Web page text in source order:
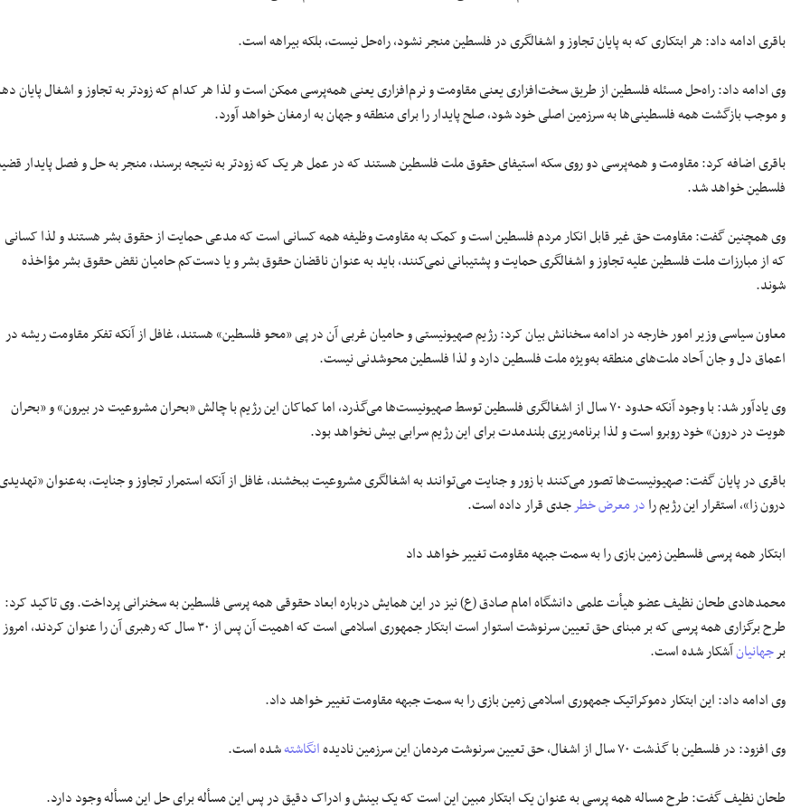
باقری ادامه داد: هر ابتکاری که به پایان تجاوز و اشغالگری در فلسطین منجر نشود، راه‌حل نیست، بلکه بیراهه است.
وی ادامه داد: راه‌حل مسئله فلسطین از طریق سخت‌افزاری یعنی مقاومت و نرم‌افزاری یعنی همه‌پرسی ممکن است و لذا هر کدام که زودتر به تجاوز و اشغال پایان
و موجب بازگشت همه فلسطینی‌ها به سرزمین اصلی خود شود، صلح پایدار را برای منطقه و جهان به ارمغان خواهد آورد.
باقری اضافه کرد: مقاومت و همه‌پرسی دو روی سکه استیفای حقوق ملت فلسطین هستند که در عمل هر یک که زودتر به نتیجه برسند، منجر به حل و فصل پایدار
فلسطین خواهد شد.
وی همچنین گفت: مقاومت حق غیر قابل انکار مردم فلسطین است و کمک به مقاومت وظیفه همه کسانی است که مدعی حمایت از حقوق بشر هستند و لذا کسانی
که از مبارزات ملت فلسطین علیه تجاوز و اشغالگری حمایت و پشتیبانی نمی‌کنند، باید به عنوان ناقضان حقوق بشر و یا دست‌کم حامیان نقض حقوق بشر مؤاخذه
شوند.
معاون سیاسی وزیر امور خارجه در ادامه سخنانش بیان کرد: رژیم صهیونیستی و حامیان غربی آن در پی «محو فلسطین» هستند، غافل از آنکه تفکر مقاومت ریشه در
اعماق دل و جان آحاد ملت‌های منطقه به‌ویژه ملت فلسطین دارد و لذا فلسطین محوشدنی نیست.
وی یادآور شد: با وجود آنکه حدود ۷۰ سال از اشغالگری فلسطین توسط صهیونیست‌ها می‌گذرد، اما کماکان این رژیم با چالش «بحران مشروعیت در بیرون» و «بحران
هویت در درون» خود روبرو است و لذا برنامه‌ریزی بلندمدت برای این رژیم سرابی بیش نخواهد بود.
باقری در پایان گفت: صهیونیست‌ها تصور می‌کنند با زور و جنایت می‌توانند به اشغالگری مشروعیت ببخشند، غافل از آنکه استمرار تجاوز و جنایت، به‌عنوان
درون زا»، استقرار این رژیم رادر معرض خطرجدی قرار داده است.
ابتکار همه پرسی فلسطین زمین بازی را به سمت جبهه مقاومت تغییر خواهد داد
محمدهادی طحان نظیف عضو هیأت علمی دانشگاه امام صادق (ع) نیز در این همایش درباره ابعاد حقوقی همه پرسی فلسطین به سخنرانی پرداخت. وی تاکید کرد:
طرح برگزاری همه پرسی که بر مبنای حق تعیین سرنوشت استوار است ابتکار جمهوری اسلامی است که اهمیت آن پس از ۳۰ سال که رهبری آن را عنوان کردند، امروز
برجهانیانآشکار شده است.
وی ادامه داد: این ابتکار دموکراتیک جمهوری اسلامی زمین بازی را به سمت جبهه مقاومت تغییر خواهد داد.
وی افزود: در فلسطین با گذشت ۷۰ سال از اشغال، حق تعیین سرنوشت مردمان این سرزمین نادیده انگاشتهشده است.
طحان نظیف گفت: طرح مساله همه پرسی به عنوان یک ابتکار مبین این است که یک بینش و ادراک دقیق در پس این مسأله برای حل این مسأله وجود دارد.